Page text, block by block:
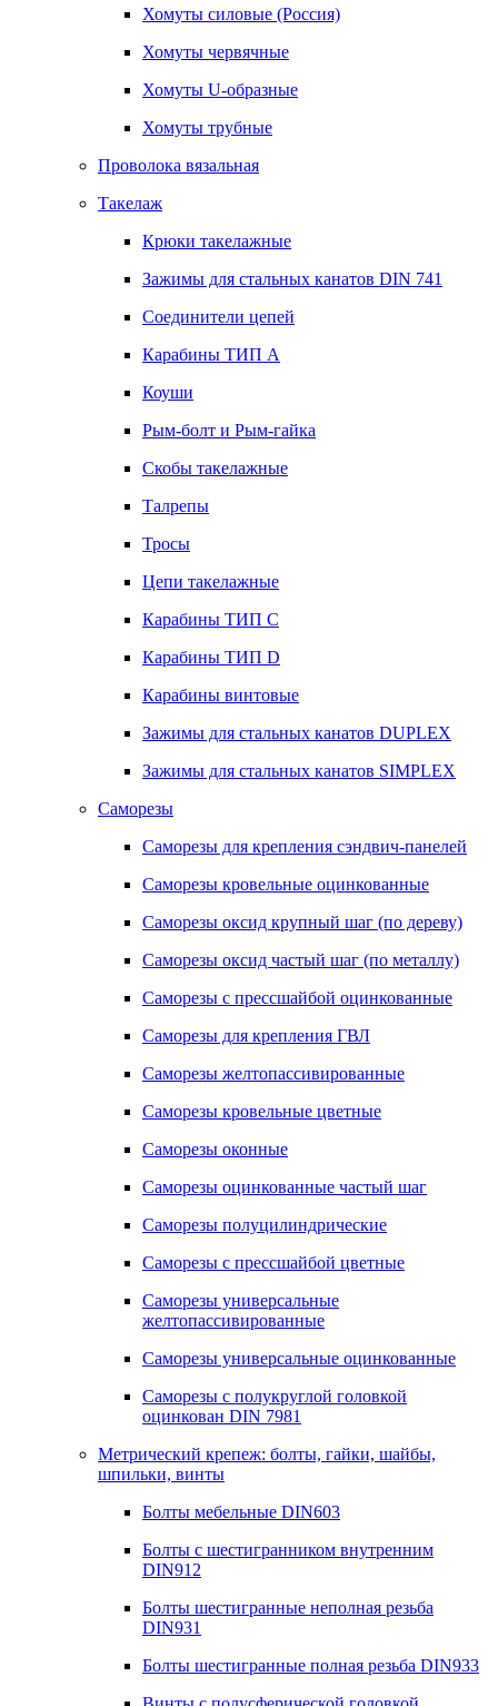
Хомуты силовые (Россия)
Хомуты червячные
Хомуты U-образные
Хомуты трубные
Проволока вязальная
Такелаж
Крюки такелажные
Зажимы для стальных канатов DIN 741
Соединители цепей
Карабины ТИП А
Коуши
Рым-болт и Рым-гайка
Скобы такелажные
Талрепы
Тросы
Цепи такелажные
Карабины ТИП C
Карабины ТИП D
Карабины винтовые
Зажимы для стальных канатов DUPLEX
Зажимы для стальных канатов SIMPLEX
Саморезы
Саморезы для крепления сэндвич-панелей
Саморезы кровельные оцинкованные
Саморезы оксид крупный шаг (по дереву)
Саморезы оксид частый шаг (по металлу)
Саморезы с прессшайбой оцинкованные
Саморезы для крепления ГВЛ
Саморезы желтопассивированные
Саморезы кровельные цветные
Саморезы оконные
Саморезы оцинкованные частый шаг
Саморезы полуцилиндрические
Саморезы с прессшайбой цветные
Саморезы универсальные
желтопассивированные
Саморезы универсальные оцинкованные
Саморезы с полукруглой головкой
оцинкован DIN 7981
Метрический крепеж: болты, гайки, шайбы,
шпильки, винты
Болты мебельные DIN603
Болты с шестигранником внутренним
DIN912
Болты шестигранные неполная резьба
DIN931
Болты шестигранные полная резьба DIN933